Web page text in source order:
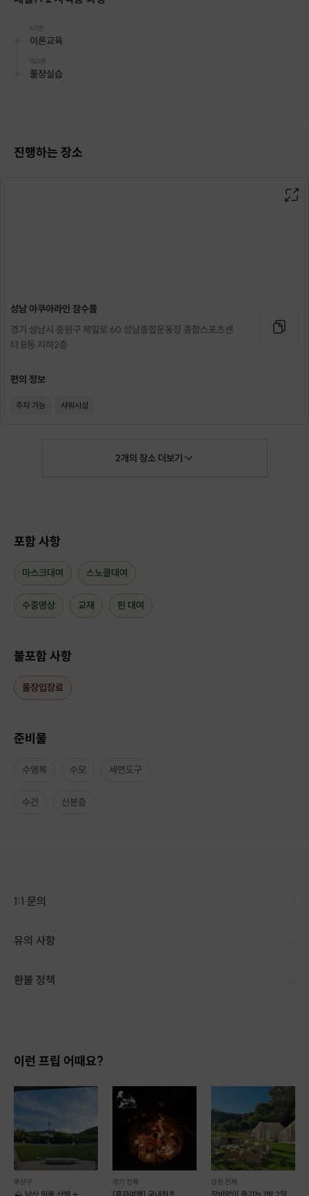
🏅 AIDA / PSA 프리다이빙 레벨 1+2 통합 과정
✅ 프리다이빙 안전수칙 이해
✅ 올바른 압력평형 습득
✅ 효율적인 핀 사용법 습득
✅ 보다 편안한 수심 다이빙 가능
백민지 강사
PSA Instructor
무조건 깊이 들어가는 교육이 아니라, 개인의 속도에 맞춰 안전하게 진행합니
━━━━━━━━━━━━━━━
✔ 새로운 취미를 찾는 분
🎁 교육생 혜택
📸 수중 사진 제공
🤿 장비 대여 가능
💬 교육 후 지속적인 피드백
처음이어도 괜찮습니다.
60분
이론교육
150분
풀장실습
진행하는 장소
성남 아쿠아라인 잠수풀
경기 성남시 중원구 제일로 60 성남종합운동장 종합스포츠센
터 B동 지하2층
편의 정보
주차 가능 샤워시설
2개의 장소 더보기
포함 사항
마스크대여 스노클대여
수중영상 교재 핀 대여
불포함 사항
풀장입장료
준비물
수영복 수모 세면도구
수건 신분증
1:1 문의
유의 사항
환불 정책
이런 프립 어때요?
용산구 경기 전체 강원 전체